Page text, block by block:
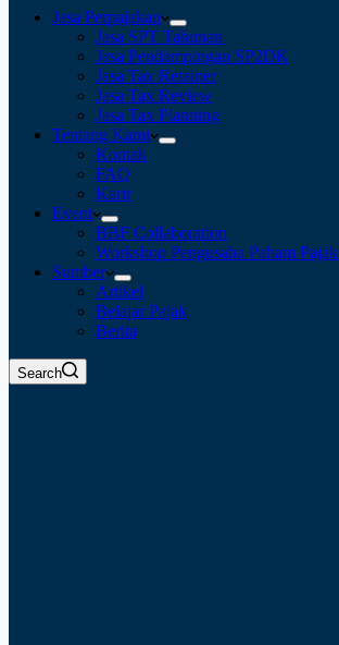
Jasa Perpajakan
Jasa SPT Tahunan
Jasa Pendampingan SP2DK
Jasa Tax Retainer
Jasa Tax Review
Jasa Tax Planning
Tentang Kami
Kontak
FAQ
Karir
Event
BBF Collaboration
Workshop Pengusaha Paham Pajak
Sumber
Artikel
Belajar Pajak
Berita
Search